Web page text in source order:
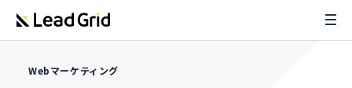
Webマーケティング